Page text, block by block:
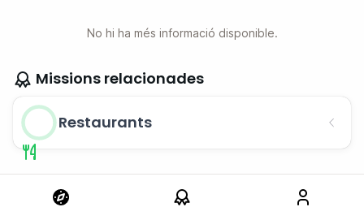
No hi ha més informació disponible.
Missions relacionades
Restaurants